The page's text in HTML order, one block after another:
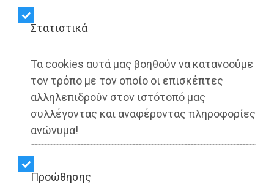
Στατιστικά
Τα cookies αυτά μας βοηθούν να κατανοούμε
τον τρόπο με τον οποίο οι επισκέπτες
αλληλεπιδρούν στον ιστότοπό μας
συλλέγοντας και αναφέροντας πληροφορίες
ανώνυμα!
Προώθησης
Περιφέρεια Αττικής:
Έπεσαν οι υπογραφές για
το αντιπλημμυρικό έργο
στην Άνω Γλυφάδα
Dimotisnews | 07/07/2026 - 14:15